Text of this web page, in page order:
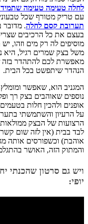
לחלה טעימה טעימה
עם טריק מטורף שכל
תערובת קסם לחלה. מדובר
בעצם את כל הרכיבים
מוסיפים לה רק מים וזהו,
משל בצק שמרים רגיל, היא
מאפשרת לכם להתהדר בזה
הנהדר שיתפשט בכל הבית.
המגניב הוא, שאפשר
נוספים שאוהבים בצק רך
אופנים ולהכין חלות
על הרעיון והשתמשתי
הרצועות של הבצק
לבד בבית (אין לזה שום
אוהבת) וכשפורסים אותה
והמתוק הזה, האושר
ויש גם סרטון שהכנתי
יופי: